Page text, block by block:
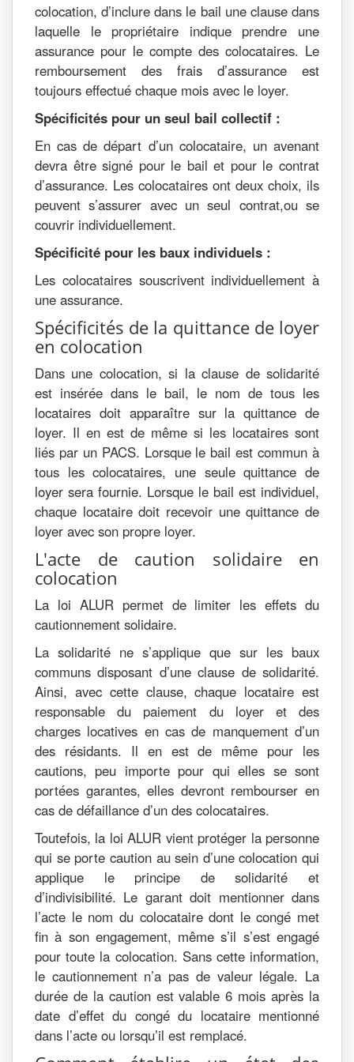
colocation, d’inclure dans le bail une clause dans
laquelle le propriétaire indique prendre une
assurance pour le compte des colocataires. Le
remboursement des frais d’assurance est
toujours effectué chaque mois avec le loyer.
Spécificités pour un seul bail collectif :
En cas de départ d’un colocataire, un avenant
devra être signé pour le bail et pour le contrat
d’assurance. Les colocataires ont deux choix, ils
peuvent s’assurer avec un seul contrat,ou se
couvrir individuellement.
Spécificité pour les baux individuels :
Les colocataires souscrivent individuellement à
une assurance.
Spécificités de la quittance de loyer
en colocation
Dans une colocation, si la clause de solidarité
est insérée dans le bail, le nom de tous les
locataires doit apparaître sur la quittance de
loyer. Il en est de même si les locataires sont
liés par un PACS. Lorsque le bail est commun à
tous les colocataires, une seule quittance de
loyer sera fournie. Lorsque le bail est individuel,
chaque locataire doit recevoir une quittance de
loyer avec son propre loyer.
L'acte de caution solidaire en
colocation
La loi ALUR permet de limiter les effets du
cautionnement solidaire.
La solidarité ne s’applique que sur les baux
communs disposant d’une clause de solidarité.
Ainsi, avec cette clause, chaque locataire est
responsable du paiement du loyer et des
charges locatives en cas de manquement d’un
des résidants. Il en est de même pour les
cautions, peu importe pour qui elles se sont
portées garantes, elles devront rembourser en
cas de défaillance d’un des colocataires.
Toutefois, la loi ALUR vient protéger la personne
qui se porte caution au sein d’une colocation qui
applique le principe de solidarité et
d’indivisibilité. Le garant doit mentionner dans
l’acte le nom du colocataire dont le congé met
fin à son engagement, même s’il s’est engagé
pour toute la colocation. Sans cette information,
le cautionnement n’a pas de valeur légale. La
durée de la caution est valable 6 mois après la
date d’effet du congé du locataire mentionné
dans l’acte ou lorsqu’il est remplacé.